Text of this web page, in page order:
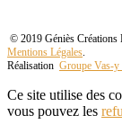
© 2019 Géniès Créations
Mentions Légales.
Réalisation Groupe Vas-y
Ce site utilise des
vous pouvez les